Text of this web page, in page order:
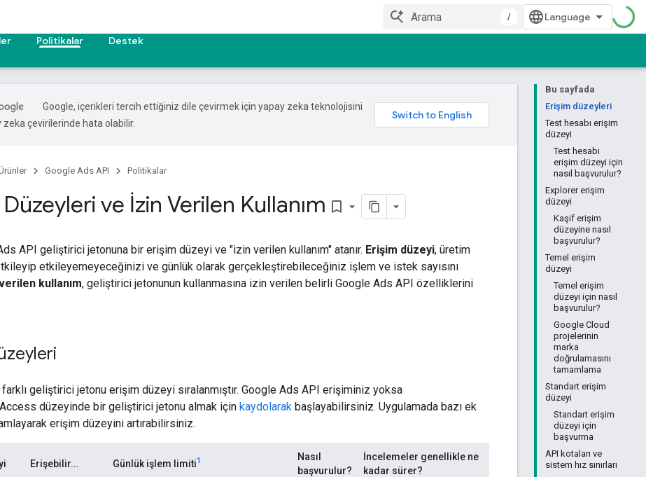
/
Politikalar Destek
Bu sayfada
Erişim düzeyleri
Test hesabı erişim
düzeyi
Test hesabı
erişim düzeyi için
nasıl başvurulur?
Explorer erişim
düzeyi
Kaşif erişim
düzeyine nasıl
başvurulur?
Temel erişim
düzeyi
Temel erişim
düzeyi için nasıl
başvurulur?
Google Cloud
projelerinin
marka
doğrulamasını
tamamlama
Standart erişim
düzeyi
Standart erişim
düzeyi için
başvurma
API kotaları ve
sistem hız sınırları
Google, içerikleri tercih ettiğiniz dile çevirmek için yapay zeka teknolojisini
zeka çevirilerinde hata olabilir.
Google Ads API Politikalar
ve İzin Verilen Kullanım bookmark_border
API geliştirici jetonuna bir erişim düzeyi ve "izin verilen kullanım" atanır. Erişim düzeyi, üretim
etkileyemeyeceğinizi ve günlük olarak gerçekleştirebileceğiniz işlem ve istek sayısını
kullanım, geliştirici jetonunun kullanmasına izin verilen belirli Google Ads API özelliklerini
geliştirici jetonu erişim düzeyi sıralanmıştır. Google Ads API erişiminiz yoksa
düzeyinde bir geliştirici jetonu almak için kaydolarak başlayabilirsiniz. Uygulamada bazı ek
erişim düzeyini artırabilirsiniz.
Erişebilir... Günlük işlem limiti1
Nasıl
başvurulur?
İncelemeler genellikle ne
kadar sürer?